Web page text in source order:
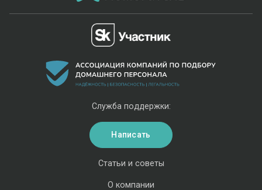
Статьи и советы
О компании
Служба поддержки:
Написать